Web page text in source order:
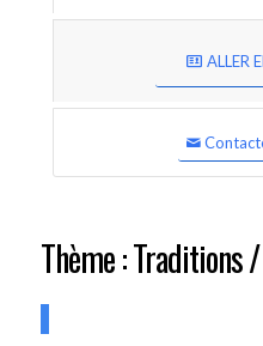
ALLER
Thème : Traditions